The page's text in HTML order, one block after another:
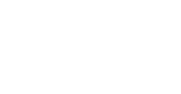
えない場合があります。
審査があり、お客様の収入、勤続年数、